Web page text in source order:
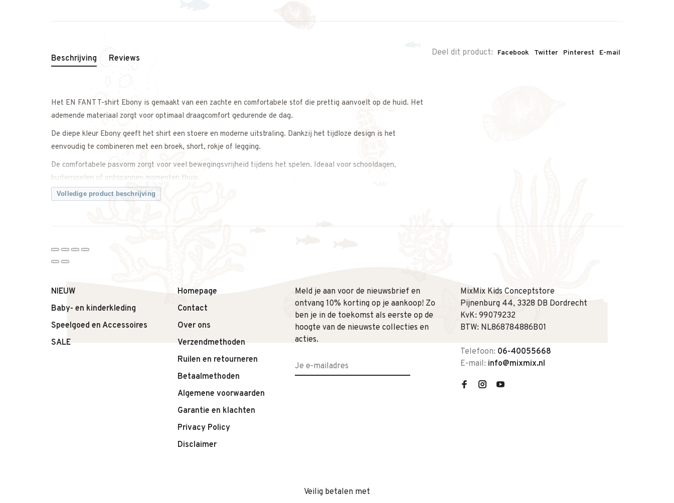
Deel dit product: Facebook Twitter Pinterest E-mail
Beschrijving Reviews
Het EN FANT T-shirt Ebony is gemaakt van een zachte en comfortabele stof die prettig aanvoelt op de huid. Het
ademende materiaal zorgt voor optimaal draagcomfort gedurende de dag.
De diepe kleur Ebony geeft het shirt een stoere en moderne uitstraling. Dankzij het tijdloze design is het
eenvoudig te combineren met een broek, short, rokje of legging.
De comfortabele pasvorm zorgt voor veel bewegingsvrijheid tijdens het spelen. Ideaal voor schooldagen,
buitenspelen of ontspannen momenten thuis.
Een comfortabele en veelzijdige basic die zachtheid, draagcomfort en een stoer design combineert.
• T-shirt van EN FANT
• Model: Ebony
• Ademend materiaal
• Comfortabele pasvorm
• Stoere donkere kleur
• Tijdloos en veelzijdig design
• Geschikt voor dagelijks gebruik
Volledige product beschrijving
NIEUW
Baby- en kinderkleding
Speelgoed en Accessoires
SALE
Homepage
Contact
Over ons
Verzendmethoden
Ruilen en retourneren
Betaalmethoden
Algemene voorwaarden
Garantie en klachten
Privacy Policy
Disclaimer
Meld je aan voor de nieuwsbrief en
ontvang 10% korting op je aankoop! Zo
ben je in de toekomst als eerste op de
hoogte van de nieuwste collecties en
acties.
MixMix Kids Conceptstore
Pijnenburg 44, 3328 DB Dordrecht
KvK: 99079232
BTW: NL868784886B01
Telefoon: 06-40055668
E-mail: info@mixmix.nl
Veilig betalen met